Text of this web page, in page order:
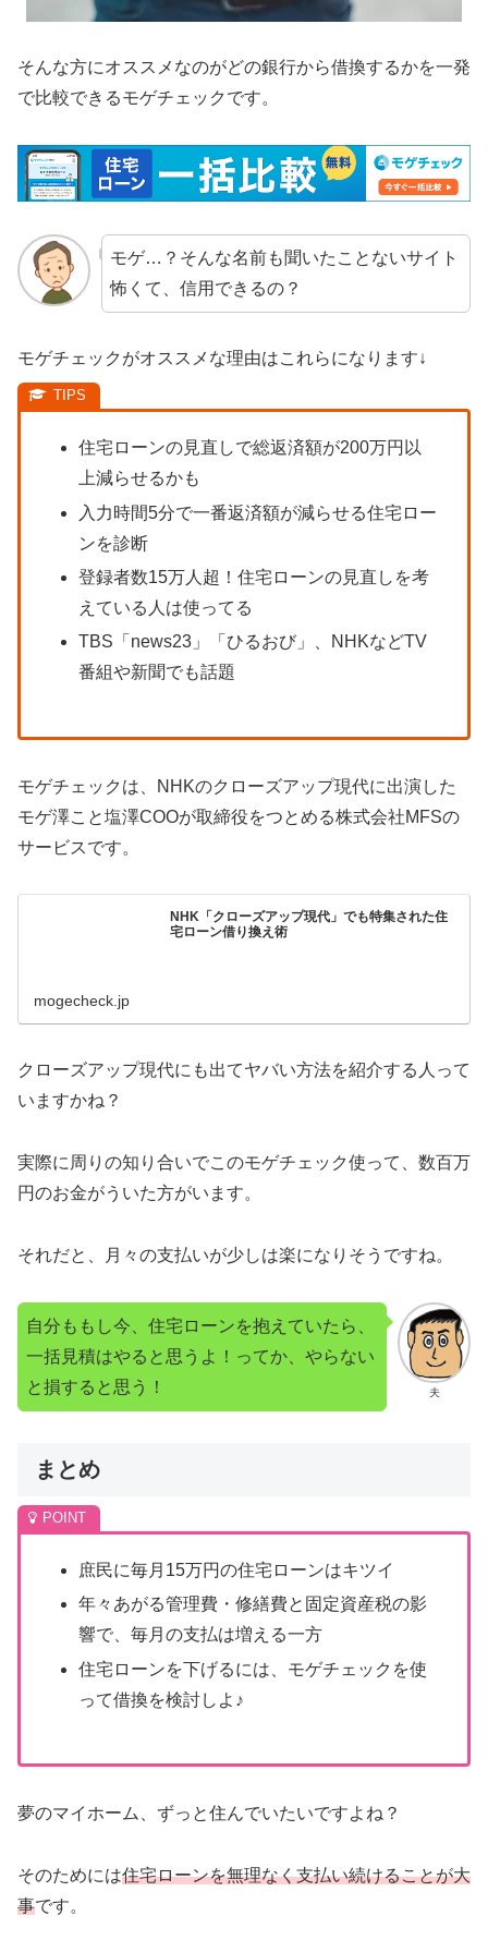
そんな方にオススメなのがどの銀行から借換するかを一発
で比較できるモゲチェックです。
モゲ…？そんな名前も聞いたことないサイト
怖くて、信用できるの？
モゲチェックがオススメな理由はこれらになります↓
住宅ローンの見直しで総返済額が200万円以
上減らせるかも
入力時間5分で一番返済額が減らせる住宅ロー
ンを診断
登録者数15万人超！住宅ローンの見直しを考
えている人は使ってる
TBS「news23」「ひるおび」、NHKなどTV
番組や新聞でも話題
モゲチェックは、NHKのクローズアップ現代に出演した
モゲ澤こと塩澤COOが取締役をつとめる株式会社MFSの
サービスです。
NHK「クローズアップ現代」でも特集された住
宅ローン借り換え術
mogecheck.jp
クローズアップ現代にも出てヤバい方法を紹介する人って
いますかね？
実際に周りの知り合いでこのモゲチェック使って、数百万
円のお金がういた方がいます。
それだと、月々の支払いが少しは楽になりそうですね。
夫
自分ももし今、住宅ローンを抱えていたら、
一括見積はやると思うよ！ってか、やらない
と損すると思う！
まとめ
庶民に毎月15万円の住宅ローンはキツイ
年々あがる管理費・修繕費と固定資産税の影
響で、毎月の支払は増える一方
住宅ローンを下げるには、モゲチェックを使
って借換を検討しよ♪
夢のマイホーム、ずっと住んでいたいですよね？
そのためには住宅ローンを無理なく支払い続けることが大
事です。